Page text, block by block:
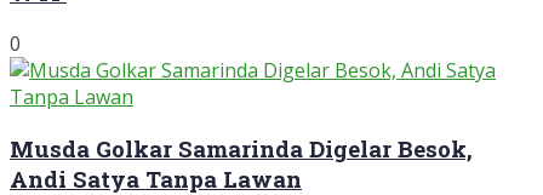
0
Musda Golkar Samarinda Digelar Besok,
Andi Satya Tanpa Lawan